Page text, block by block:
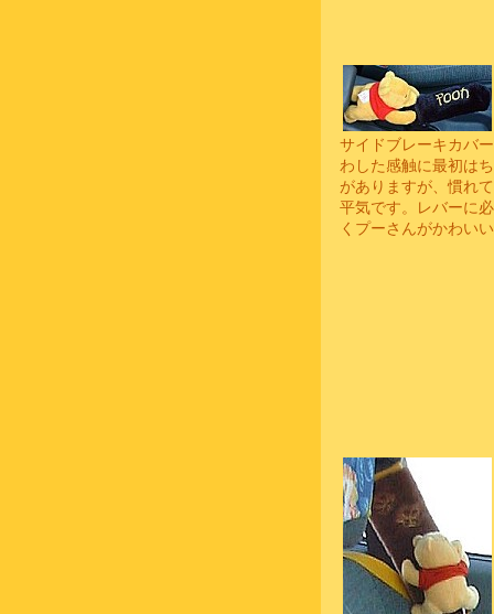
サイドブレーキカバ
わした感触に最初は
がありますが、慣れ
平気です。レバーに
くプーさんがかわい